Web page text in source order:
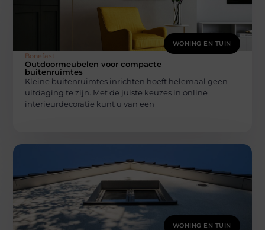
WONING EN TUIN
Bonefast
Outdoormeubelen voor compacte
buitenruimtes
Kleine buitenruimtes inrichten hoeft helemaal geen
uitdaging te zijn. Met de juiste keuzes in online
interieurdecoratie kunt u van een
WONING EN TUIN